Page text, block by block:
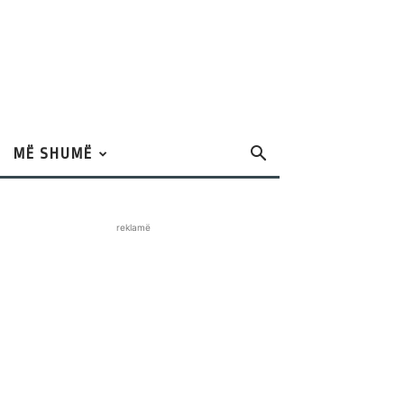
MË SHUMË
reklamë